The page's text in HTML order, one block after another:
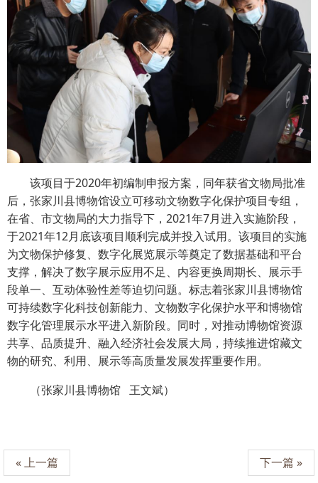
该项目于2020年初编制申报方案，同年获省文物局批准
后，张家川县博物馆设立可移动文物数字化保护项目专组，
在省、市文物局的大力指导下，2021年7月进入实施阶段，
于2021年12月底该项目顺利完成并投入试用。该项目的实施
为文物保护修复、数字化展览展示等奠定了数据基础和平台
支撑，解决了数字展示应用不足、内容更换周期长、展示手
段单一、互动体验性差等迫切问题。标志着张家川县博物馆
可持续数字化科技创新能力、文物数字化保护水平和博物馆
数字化管理展示水平进入新阶段。同时，对推动博物馆资源
共享、品质提升、融入经济社会发展大局，持续推进馆藏文
物的研究、利用、展示等高质量发展发挥重要作用。
（张家川县博物馆 王文斌）
« 上一篇 下一篇 »